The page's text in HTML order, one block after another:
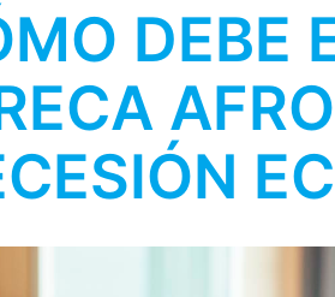
DEBE